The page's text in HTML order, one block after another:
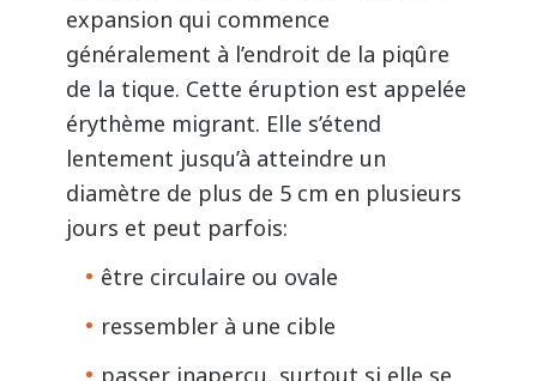
expansion qui commence
généralement à l’endroit de la piqûre
de la tique. Cette éruption est appelée
érythème migrant. Elle s’étend
lentement jusqu’à atteindre un
diamètre de plus de 5 cm en plusieurs
jours et peut parfois:
être circulaire ou ovale
ressembler à une cible
passer inaperçu, surtout si elle se